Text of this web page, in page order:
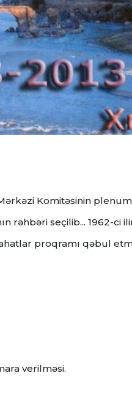
Komitəsinin
seçilib... 1962-ci
proqramı qəbul
verilməsi.